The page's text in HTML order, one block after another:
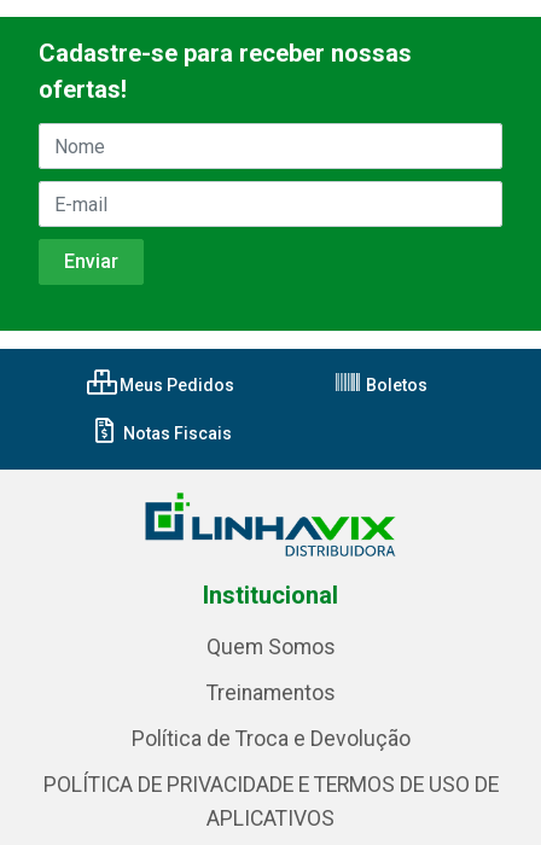
Cadastre-se para receber nossas
ofertas!
Meus Pedidos Boletos
Notas Fiscais
Institucional
Quem Somos
Treinamentos
Política de Troca e Devolução
POLÍTICA DE PRIVACIDADE E TERMOS DE USO DE
APLICATIVOS